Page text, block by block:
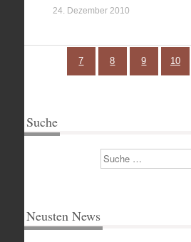
24. Dezember 2010
7 8 9 10
Suche
Suchen
Neusten News